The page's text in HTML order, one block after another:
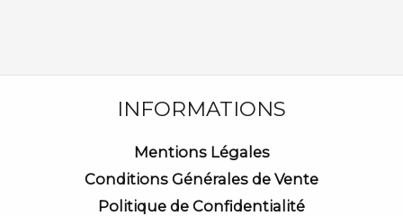
INFORMATIONS
Mentions Légales
Conditions Générales de Vente
Politique de Confidentialité